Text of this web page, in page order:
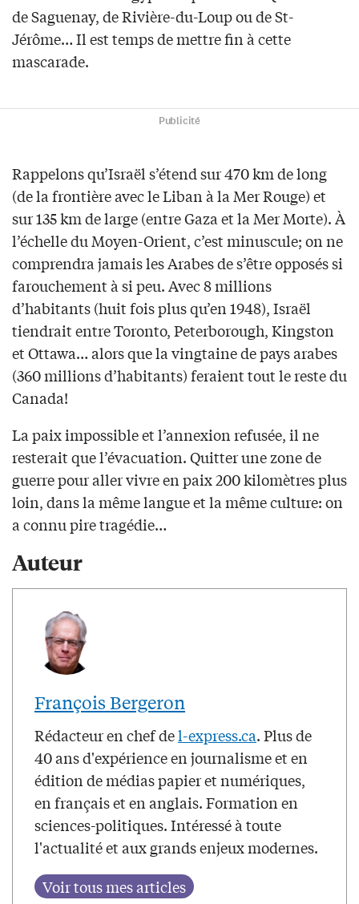
de Saguenay, de Rivière-du-Loup ou de St-
Jérôme… Il est temps de mettre fin à cette
mascarade.
Publicité
Rappelons qu’Israël s’étend sur 470 km de long
(de la frontière avec le Liban à la Mer Rouge) et
sur 135 km de large (entre Gaza et la Mer Morte). À
l’échelle du Moyen-Orient, c’est minuscule; on ne
comprendra jamais les Arabes de s’être opposés si
farouchement à si peu. Avec 8 millions
d’habitants (huit fois plus qu’en 1948), Israël
tiendrait entre Toronto, Peterborough, Kingston
et Ottawa… alors que la vingtaine de pays arabes
(360 millions d’habitants) feraient tout le reste du
Canada!
La paix impossible et l’annexion refusée, il ne
resterait que l’évacuation. Quitter une zone de
guerre pour aller vivre en paix 200 kilomètres plus
loin, dans la même langue et la même culture: on
a connu pire tragédie…
Auteur
François Bergeron
Rédacteur en chef del-express.ca. Plus de
40 ans d'expérience en journalisme et en
édition de médias papier et numériques,
en français et en anglais. Formation en
sciences-politiques. Intéressé à toute
l'actualité et aux grands enjeux modernes.